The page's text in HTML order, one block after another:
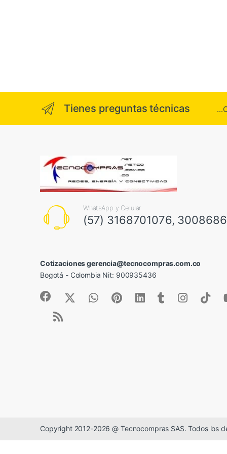
Tienes preguntas técnicas
WhatsApp y Celular
(57) 3168701076,
Cotizaciones gerencia@tecnocompras.com.co
Bogotá - Colombia Nit: 900935436
Copyright 2012-2026 @ Tecnocompras SAS. Todos los